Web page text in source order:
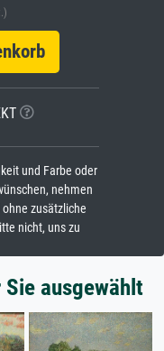
und Farbe oder
nehmen
zusätzliche
nicht, uns zu
ausgewählt